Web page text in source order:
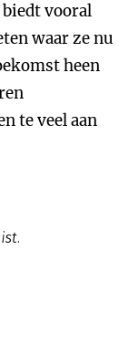
vooral
waar ze nu
heen
te veel aan